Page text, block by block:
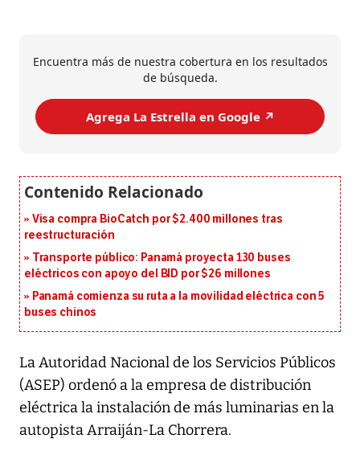
Encuentra más de nuestra cobertura en los resultados
de búsqueda.
Agrega La Estrella en Google ↗️
Visa compra BioCatch por $2.400 millones tras
reestructuración
Transporte público: Panamá proyecta 130 buses
eléctricos con apoyo del BID por $26 millones
Panamá comienza su ruta a la movilidad eléctrica con 5
buses chinos
La Autoridad Nacional de los Servicios Públicos
(ASEP) ordenó a la empresa de distribución
eléctrica la instalación de más luminarias en la
autopista Arraiján-La Chorrera.